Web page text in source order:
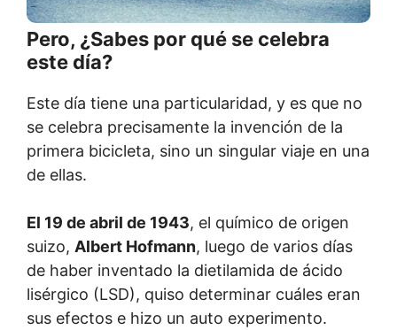
Pero, ¿Sabes por qué se celebra
este día?
Este día tiene una particularidad, y es que no
se celebra precisamente la invención de la
primera bicicleta, sino un singular viaje en una
de ellas.
El 19 de abril de 1943, el químico de origen
suizo, Albert Hofmann, luego de varios días
de haber inventado la dietilamida de ácido
lisérgico (LSD), quiso determinar cuáles eran
sus efectos e hizo un auto experimento.